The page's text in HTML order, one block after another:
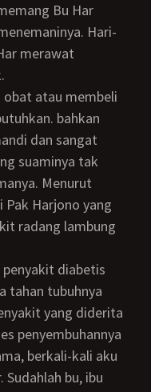
Bu Har
Hari-
merawat
bahkan
dan sangat
suaminya tak
Menurut
Harjono yang
radang lambung
tahan tubuhnya
yang diderita
penyembuhannya
berkali-kali aku
bu, ibu